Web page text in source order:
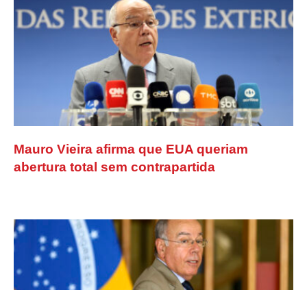
Mauro Vieira afirma que EUA queriam
abertura total sem contrapartida